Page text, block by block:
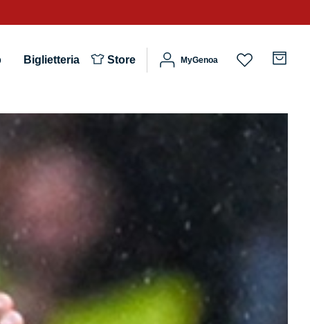
Biglietteria Store MyGenoa